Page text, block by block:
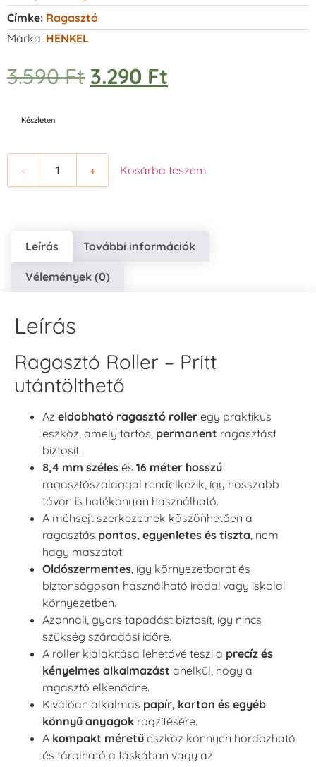
Címke: Ragasztó
Márka: HENKEL
3.590Ft 3.290 Ft
Készleten
- + Kosárba teszem
Leírás További információk
Vélemények (0)
Leírás
Ragasztó Roller – Pritt
utántölthető
Az eldobható ragasztó roller egy praktikus
eszköz, amely tartós, permanent ragasztást
biztosít.
8,4 mm széles és 16 méter hosszú
ragasztószalaggal rendelkezik, így hosszabb
távon is hatékonyan használható.
A méhsejt szerkezetnek köszönhetően a
ragasztás pontos, egyenletes és tiszta, nem
hagy maszatot.
Oldószermentes, így környezetbarát és
biztonságosan használható irodai vagy iskolai
környezetben.
Azonnali, gyors tapadást biztosít, így nincs
szükség száradási időre.
A roller kialakítása lehetővé teszi a precíz és
kényelmes alkalmazást anélkül, hogy a
ragasztó elkenődne.
Kiválóan alkalmas papír, karton és egyéb
könnyű anyagok rögzítésére.
A kompakt méretű eszköz könnyen hordozható
és tárolható a táskában vagy az